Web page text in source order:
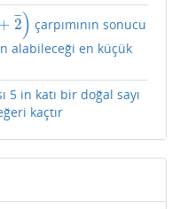
+ 2
¯¯
¯)
)
çarpımının sonucu
alabileceği en küçük
5 in katı bir doğal sayı
kaçtır